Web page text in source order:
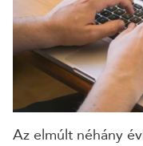
CÉGNÉV
TELEFONSZÁM
Az elmúlt néhány